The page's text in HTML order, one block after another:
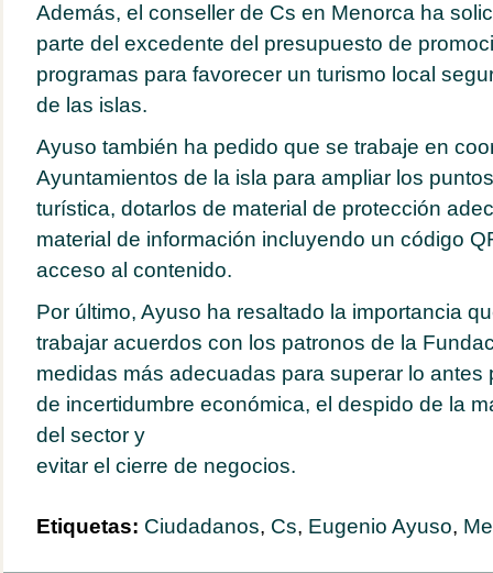
Además, el conseller de Cs en Menorca ha
parte del excedente del presupuesto de
programas para favorecer un turismo local
de las islas.
Ayuso también ha pedido que se trabaje en
Ayuntamientos de la isla para ampliar los
turística, dotarlos de material de protección
material de información incluyendo un código
acceso al contenido.
Por último, Ayuso ha resaltado la importancia
trabajar acuerdos con los patronos de la
medidas más adecuadas para superar lo antes
de incertidumbre económica, el despido de la
del sector y
evitar el cierre de negocios.
Etiquetas: Ciudadanos, Cs, Eugenio Ayuso,